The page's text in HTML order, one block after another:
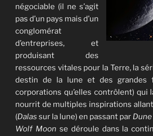
négociable (il ne s’agit
pas d’un pays mais d’un
conglomérat
d’entreprises, et
produisant des
ressources vitales pour la Terre, la
destin de la lune et des grandes
corporations qu’elles contrôlent) qui
nourrit de multiples inspirations
(Dalas sur la lune) en passant par Dune
Wolf Moon se déroule dans la